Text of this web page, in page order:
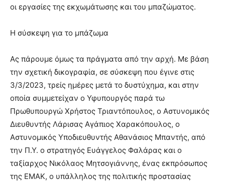
οι εργασίες της εκχωμάτωσης και του μπαζώματος.
Η σύσκεψη για το μπάζωμα
Ας πάρουμε όμως τα πράγματα από την αρχή. Με βάση
την σχετική δικογραφία, σε σύσκεψη που έγινε στις
3/3/2023, τρείς ημέρες μετά το δυστύχημα, και στην
οποία συμμετείχαν ο Υφυπουργός παρά τω
Πρωθυπουργώ Χρήστος Τριαντόπουλος, ο Αστυνομικός
Διευθυντής Λάρισας Αγάπιος Χαρακόπουλος, ο
Αστυνομικός Υποδιευθυντής Αθανάσιος Μπαντής, από
την Π.Υ. ο στρατηγός Ευάγγελος Φαλάρας και ο
ταξίαρχος Νικόλαος Μητσογιάννης, ένας εκπρόσωπος
της ΕΜΑΚ, ο υπάλληλος της πολιτικής προστασίας